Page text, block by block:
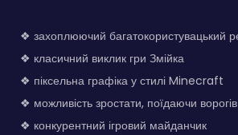
❖ захоплюючий багатокористувацький
❖ класичний виклик гри Змійка
❖ піксельна графіка у стилі Minecraft
❖ можливість зростати, поїдаючи
❖ конкурентний ігровий майданчик